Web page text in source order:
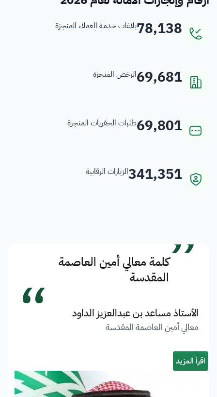
78,138بلاغات خدمة العملاء المنجزة
69,681الرخص المنجزة
69,801طلبات الحفريات المنجزة
341,351الزيارات الرقابية
”كلمة معالي أمين العاصمة
المقدسة
الأستاذ مساعد بن عبدالعزيز الداود
معالي أمين العاصمة المقدسة “